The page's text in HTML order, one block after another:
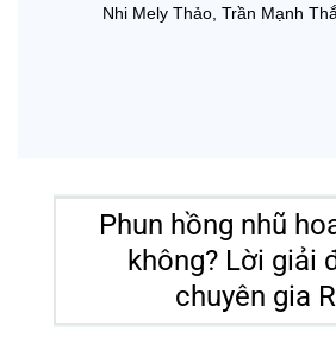
Nhi Mely Thảo, Trần Mạnh
Phun hồng nhũ
không? Lời giải
chuyên gia